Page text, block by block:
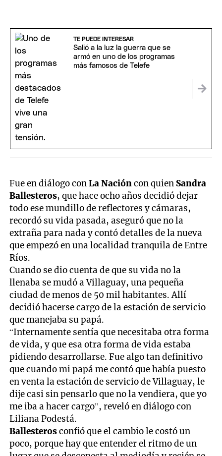
TE PUEDE INTERESAR
Salió a la luz la guerra que se
armó en uno de los programas
más famosos de Telefe
Fue en diálogo conLa Nacióncon quien Sandra
Ballesteros, que hace ocho años decidió dejar
todo ese mundillo de reflectores y cámaras,
recordó su vida pasada, aseguró que no la
extraña para nada y contó detalles de la nueva
que empezó en una localidad tranquila de Entre
Ríos.
Cuando se dio cuenta de que su vida no la
llenaba se mudó a Villaguay, una pequeña
ciudad de menos de 50 mil habitantes. Allí
decidió hacerse cargo de la estación de servicio
que manejaba su papá.
“Internamente sentía que necesitaba otra forma
de vida, y que esa otra forma de vida estaba
pidiendo desarrollarse. Fue algo tan definitivo
que cuando mi papá me contó que había puesto
en venta la estación de servicio de Villaguay, le
dije casi sin pensarlo que no la vendiera, que yo
me iba a hacer cargo”, reveló en diálogo con
Liliana Podestá.
Ballesterosconfió que el cambio le costó un
poco, porque hay que entender el ritmo de un